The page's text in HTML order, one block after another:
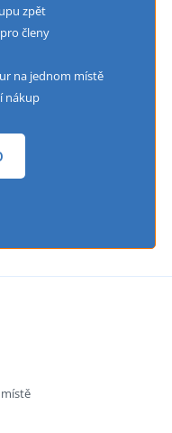
zpět
členy
na jednom místě
nákup